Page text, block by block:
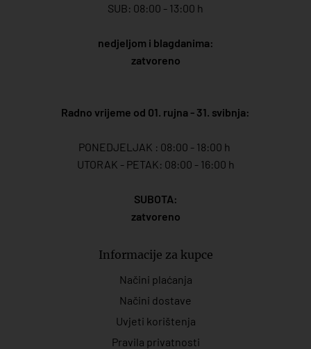
SUB: 08:00 - 13:00 h
nedjeljom i blagdanima:
zatvoreno
Radno vrijeme od 01. rujna - 31. svibnja:
PONEDJELJAK : 08:00 - 18:00 h
UTORAK - PETAK: 08:00 - 16:00 h
SUBOTA:
zatvoreno
Informacije za kupce
Načini plaćanja
Načini dostave
Uvjeti korištenja
Pravila privatnosti